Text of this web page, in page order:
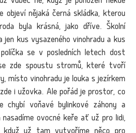
objeví nějaká černá skládka, kterou
byla krásná, jako dříve. Školní
jen kus vysazeného vinohradu a kus
se v posledních letech dost
zde spoustu stromů, které tvoří
místo vinohradu je louka s jezírkem
i užovka. Ale pořád je prostor, co
chybí voňavé bylinkové záhony a
ovocné keře ať už pro lidi,